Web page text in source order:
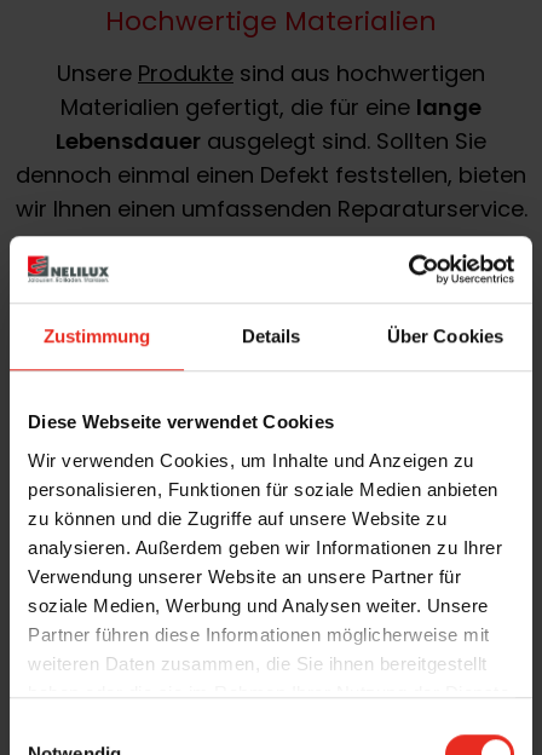
Zustimmung Details Über Cookies
Diese Webseite verwendet Cookies
Wir verwenden Cookies, um Inhalte und Anzeigen zu
personalisieren, Funktionen für soziale Medien anbieten
zu können und die Zugriffe auf unsere Website zu
analysieren. Außerdem geben wir Informationen zu Ihrer
Verwendung unserer Website an unsere Partner für
soziale Medien, Werbung und Analysen weiter. Unsere
Partner führen diese Informationen möglicherweise mit
weiteren Daten zusammen, die Sie ihnen bereitgestellt
haben oder die sie im Rahmen Ihrer Nutzung der Dienste
Hochwertige Materialien
Unsere Produkte sind aus hochwertigen
Materialien gefertigt, die für eine lange
Lebensdauer ausgelegt sind. Sollten Sie
dennoch einmal einen Defekt feststellen, bieten
wir Ihnen einen umfassenden Reparaturservice.
Breite Produktpalette
Sie sind auf der Suche nach individuellen
Sonnenschutzlösungen für Ihr Zuhause? Dann
sind Sie bei uns genau richtig! Wir bieten Ihnen
viele Lösungen für Ihre Oase des
Wohlbefindens.